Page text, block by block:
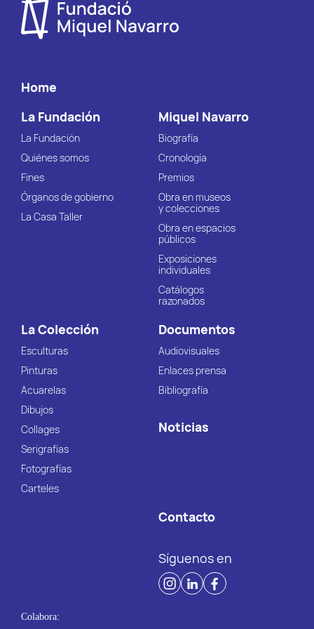
Home
La Fundación
La Fundación
Quiénes somos
Fines
Órganos de gobierno
La Casa Taller
Miquel Navarro
Biografía
Cronología
Premios
Obra en museos
y colecciones
Obra en espacios
públicos
Exposiciones
individuales
Catálogos
razonados
La Colección
Esculturas
Pinturas
Acuarelas
Dibujos
Collages
Serigrafías
Fotografías
Carteles
Documentos
Audiovisuales
Enlaces prensa
Bibliografía
Noticias
Contacto
Síguenos en